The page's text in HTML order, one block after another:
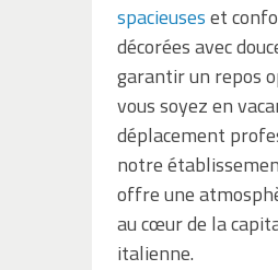
spacieuseset
décorées avec
garantir un repos
vous soyez en
déplacement
notre
offre une
au cœur de la
italienne.